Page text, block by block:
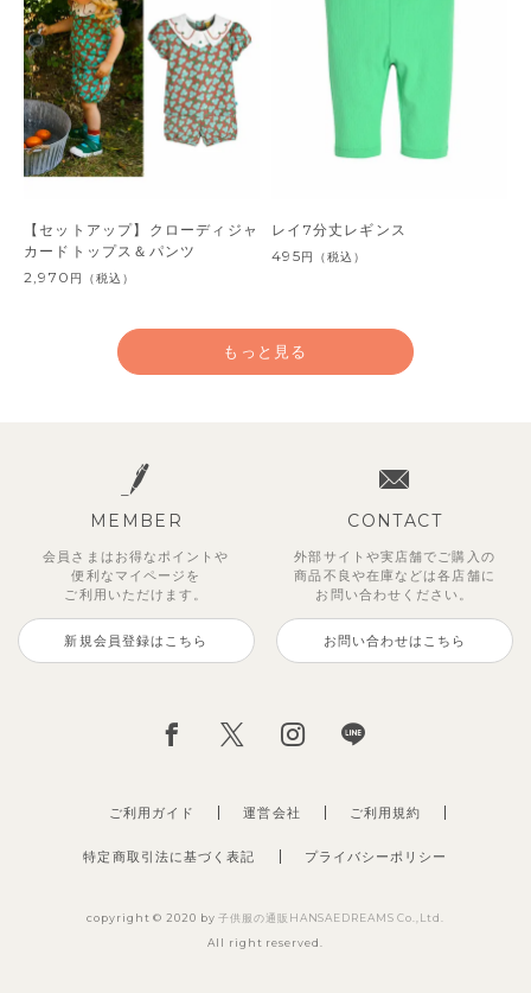
【セットアップ】クローディジャ
カードトップス＆パンツ
2,970 円 （税込）
レイ7分丈レギンス
495円 （税込）
1,980
（税込）
990円 （税込）
3,960
（税込）
もっと見る
MEMBER
会員さまはお得なポイントや
便利な マイページを
ご利用いただけます。
新規会員登録はこちら
CONTACT
外部サイトや実店舗でご購入の
商品不良や在庫などは各店舗に
お問い合わせください。
お問い合わせはこちら
ご利用ガイド 運営会社
特定商取引法に基づく表記 プライバシーポリシー
ご利用規約
copyright © 2020 by子供服の通販HANSAEDREAMS Co.,Ltd.
All right reserved.